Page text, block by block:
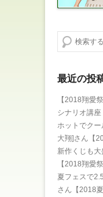
検索する
最近の投
【2018翔愛
シナリオ講座
ホットでク
大翔]さん【
新作くじも
【2018翔愛祭
夏フェスで
さん【2018夏